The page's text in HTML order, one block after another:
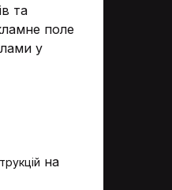
та
поле
у
на